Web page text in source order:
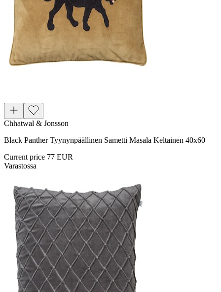
Chhatwal & Jonsson
Black Panther Tyynynpäällinen Sametti Masala Keltainen 40x60
Current price 77 EUR
Varastossa